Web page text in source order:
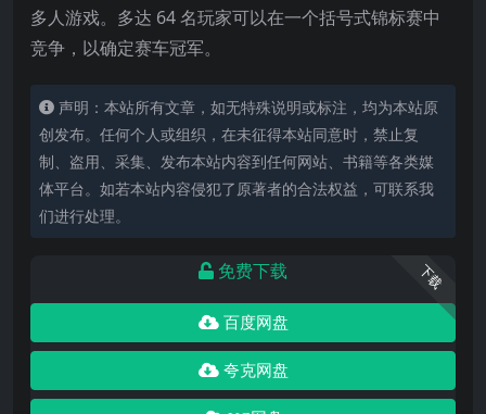
多人游戏。多达 64 名玩家可以在一个括号式锦标赛中
竞争，以确定赛车冠军。
声明：本站所有文章，如无特殊说明或标注，均为本站原
创发布。任何个人或组织，在未征得本站同意时，禁止复
制、盗用、采集、发布本站内容到任何网站、书籍等各类媒
体平台。如若本站内容侵犯了原著者的合法权益，可联系我
们进行处理。
下载
免费下载
百度网盘
夸克网盘